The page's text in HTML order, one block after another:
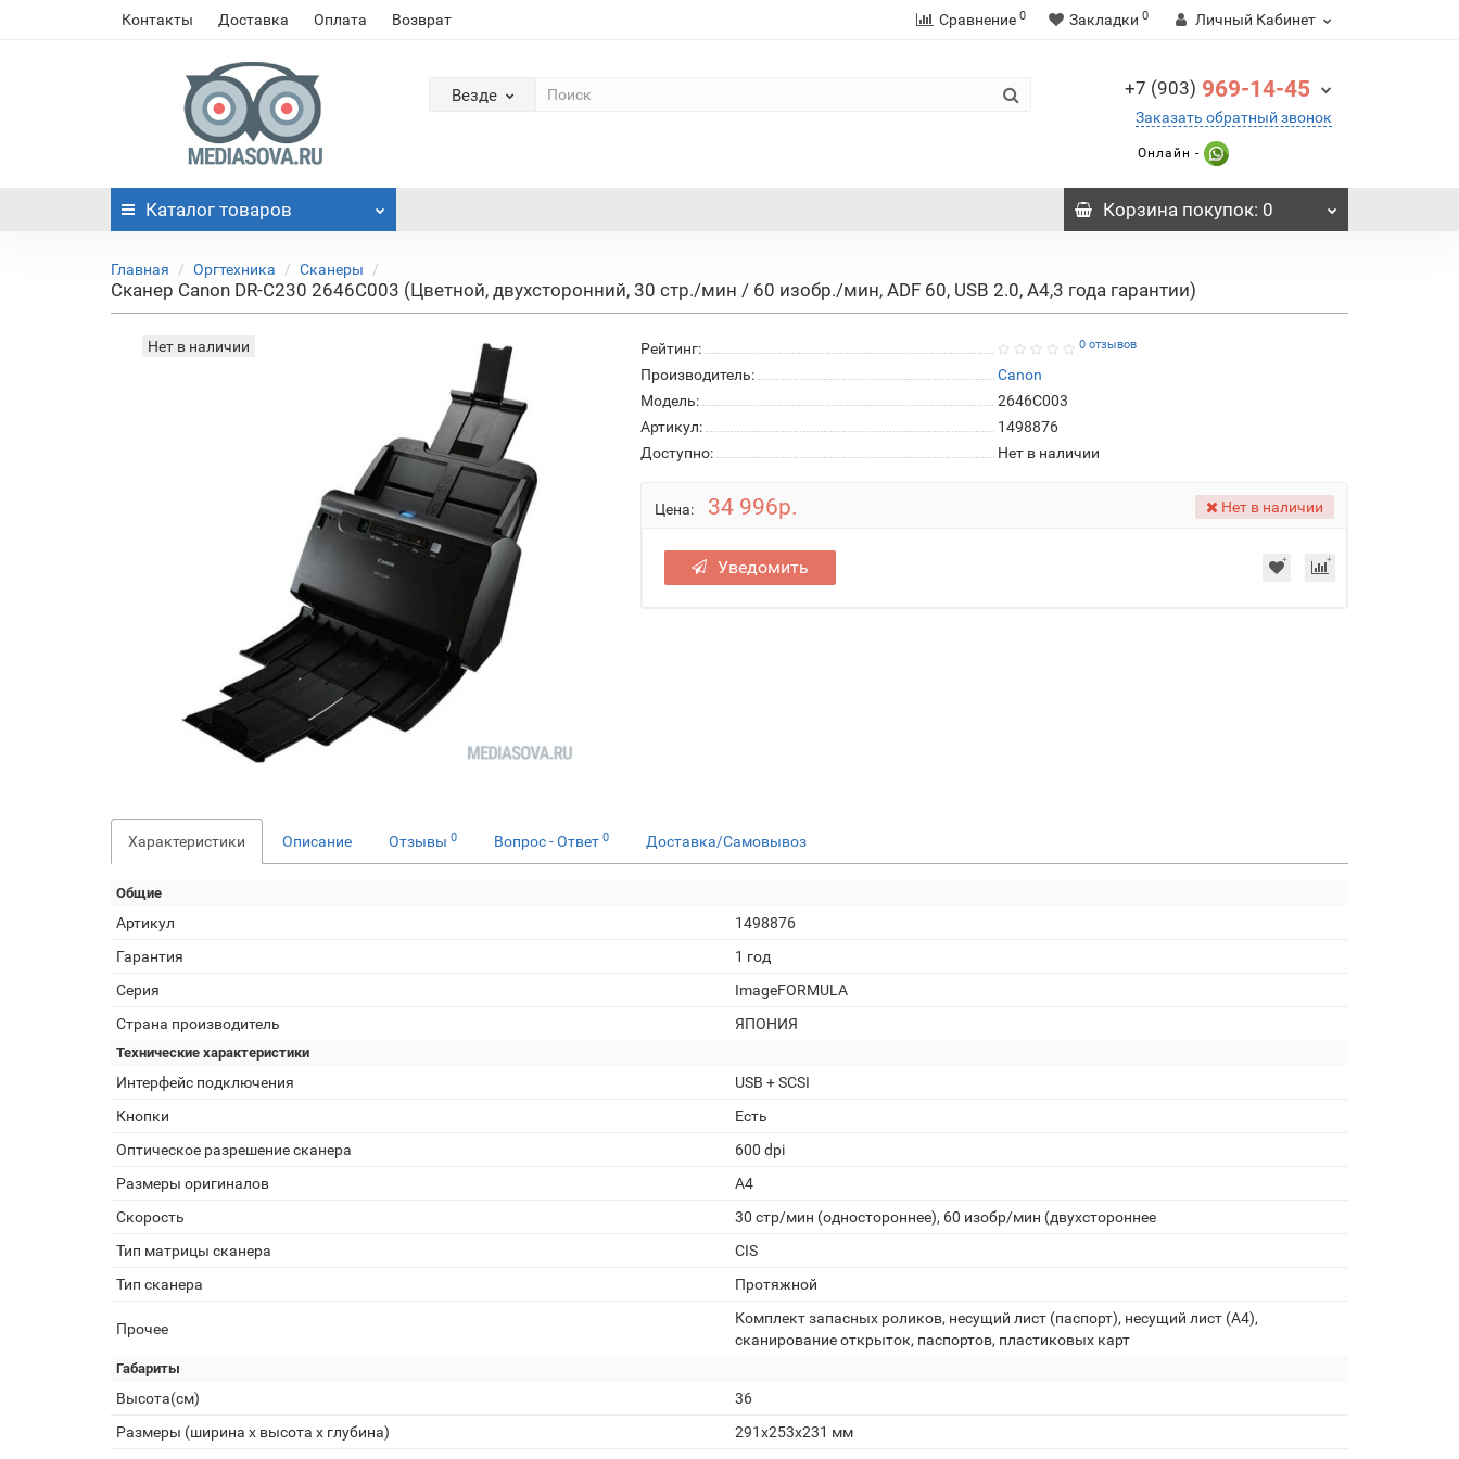
Контакты Доставка Оплата Возврат Сравнение 0 Закладки 0 Личный Кабинет
Везде +7 (903) 969-14-45
Заказать обратный звонок
Онлайн -
Каталог товаров Корзинапокупок: 0
Главная Оргтехника Сканеры
Сканер Canon DR-C230 2646C003 (Цветной, двухсторонний, 30 стр./мин / 60 изобр./мин, ADF 60, USB 2.0, A4,3 года гарантии)
Нет в наличии Рейтинг: 0 отзывов
Производитель:
Canon
Модель:
2646C003
Артикул:
1498876
Доступно:
Нет в наличии
Цена: 34 996р. Нет в наличии
Уведомить
Характеристики Описание Отзывы 0 Вопрос - Ответ 0 Доставка/Самовывоз
Общие
Артикул
1498876
Гарантия
1 год
Серия
ImageFORMULA
Страна производитель
ЯПОНИЯ
Технические характеристики
Интерфейс подключения
USB + SCSI
Кнопки
Есть
Оптическое разрешение сканера
600 dpi
Размеры оригиналов
A4
Скорость
30 стр/мин (одностороннее), 60 изобр/мин (двухстороннее
Тип матрицы сканера
CIS
Тип сканера
Протяжной
Прочее
Комплект запасных роликов, несущий лист (паспорт), несущий лист (A4),
сканирование открыток, паспортов, пластиковых карт
Габариты
Высота(см)
36
Размеры (ширина x высота x глубина)
291x253x231 мм